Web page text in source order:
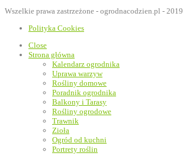
Wszelkie prawa zastrzeżone - ogrodnacodzien.pl - 2019
Polityka Cookies
Close
Strona główna
Kalendarz ogrodnika
Uprawa warzyw
Rośliny domowe
Poradnik ogrodnika
Balkony i Tarasy
Rośliny ogrodowe
Trawnik
Zioła
Ogród od kuchni
Portrety roślin